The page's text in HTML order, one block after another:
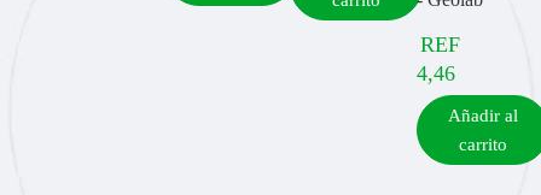
REF
4,46
Añadir al
carrito